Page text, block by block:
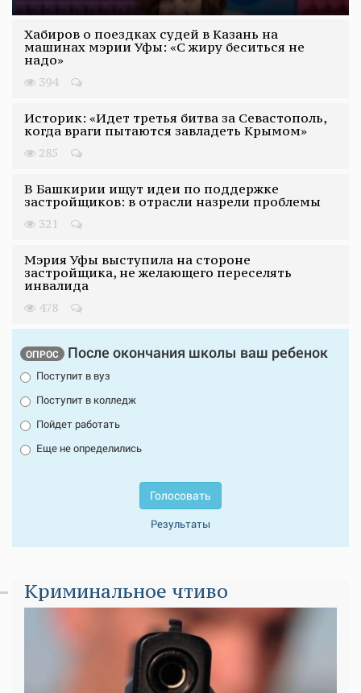
Хабиров о поездках судей в Казань на
машинах мэрии Уфы: «С жиру беситься не
надо»
394
Историк: «Идет третья битва за Севастополь,
когда враги пытаются завладеть Крымом»
285
В Башкирии ищут идеи по поддержке
застройщиков: в отрасли назрели проблемы
321
Мэрия Уфы выступила на стороне
застройщика, не желающего переселять
инвалида
478
ОПРОС После окончания школы ваш ребенок
Поступит в вуз
Поступит в колледж
Пойдет работать
Еще не определились
Голосовать
Результаты
Криминальное чтиво